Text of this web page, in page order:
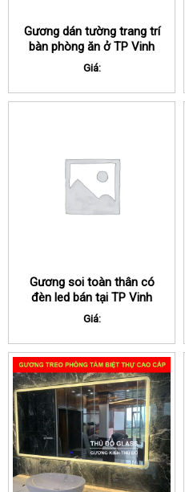
Gương dán tường trang trí
bàn phòng ăn ở TP Vinh
Nghệ An
Giá:
Gương soi toàn thân có
đèn led bán tại TP Vinh
Nghệ An
Giá: